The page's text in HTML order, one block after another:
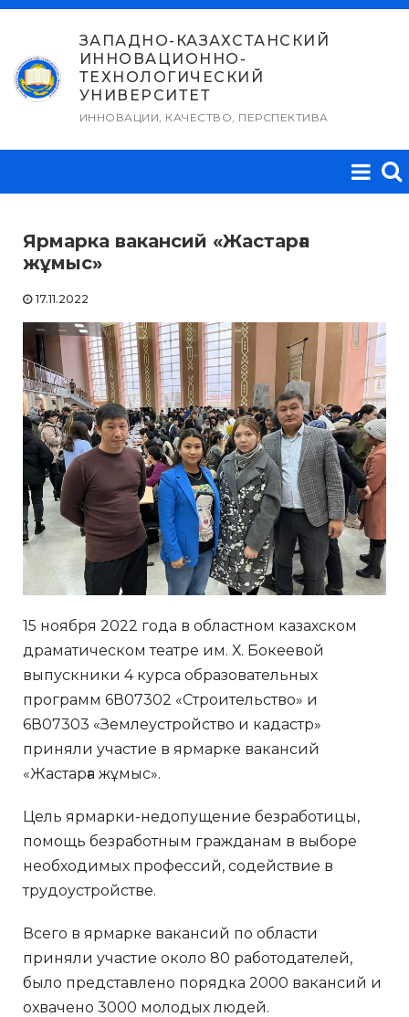
Перейти
содержимому
ЗАПАДНО-КАЗАХСТАНСКИЙ
ИННОВАЦИОННО-
ТЕХНОЛОГИЧЕСКИЙ
УНИВЕРСИТЕТ
ИННОВАЦИИ, КАЧЕСТВО, ПЕРСПЕКТИВА
Ярмарка вакансий «Жастарға
жұмыс»
17.11.2022
15 ноября 2022 года в областном казахском
драматическом театре им. Х. Бокеевой
выпускники 4 курса образовательных
программ 6В07302 «Строительство» и
6В07303 «Землеустройство и кадастр»
приняли участие в ярмарке вакансий
«Жастарға жұмыс».
Цель ярмарки-недопущение безработицы,
помощь безработным гражданам в выборе
необходимых профессий, содействие в
трудоустройстве.
Всего в ярмарке вакансий по области
приняли участие около 80 работодателей,
было представлено порядка 2000 вакансий и
охвачено 3000 молодых людей.